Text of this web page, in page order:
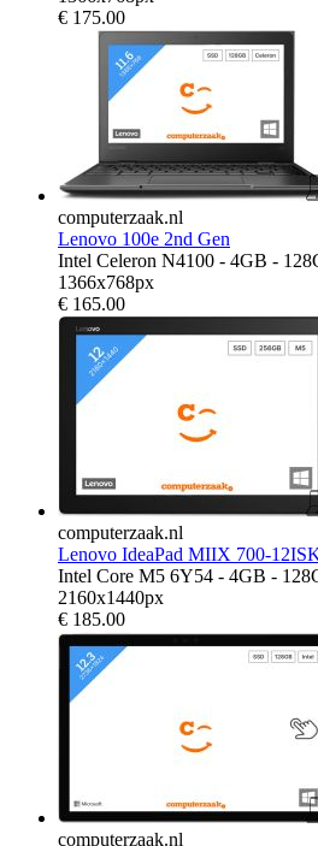
€ 175.00
computerzaak.nl
Lenovo 100e 2nd Gen
Intel Celeron N4100 - 4GB -
1366x768px
€ 165.00
computerzaak.nl
Lenovo IdeaPad MIIX 700-
Intel Core M5 6Y54 - 4GB -
2160x1440px
€ 185.00
computerzaak.nl